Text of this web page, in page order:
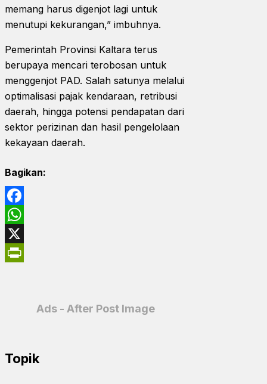
memang harus digenjot lagi untuk
menutupi kekurangan,” imbuhnya.
Pemerintah Provinsi Kaltara terus
berupaya mencari terobosan untuk
menggenjot PAD. Salah satunya melalui
optimalisasi pajak kendaraan, retribusi
daerah, hingga potensi pendapatan dari
sektor perizinan dan hasil pengelolaan
kekayaan daerah.
Bagikan:
Facebook
WhatsApp
X
Ads - After Post Image
Topik